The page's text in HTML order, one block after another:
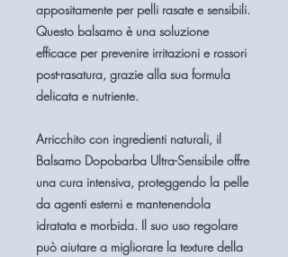
appositamente per pelli rasate e sensibili.
Questo balsamo è una soluzione
efficace per prevenire irritazioni e rossori
post-rasatura, grazie alla sua formula
delicata e nutriente.
Arricchito con ingredienti naturali, il
Balsamo Dopobarba Ultra-Sensibile offre
una cura intensiva, proteggendo la pelle
da agenti esterni e mantenendola
idratata e morbida. Il suo uso regolare
può aiutare a migliorare la texture della